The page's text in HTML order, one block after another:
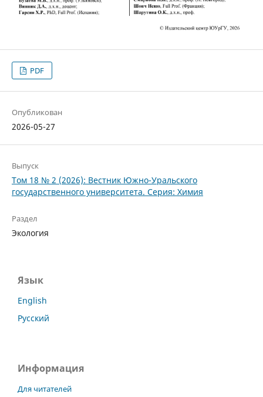
PDF
Опубликован
2026-05-27
Выпуск
Том 18 № 2 (2026): Вестник Южно-Уральского
государственного университета. Серия: Химия
Раздел
Экология
Язык
English
Русский
Информация
Для читателей